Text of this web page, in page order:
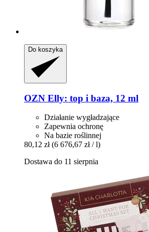
Do koszyka
OZN Elly: top i baza, 12 ml
Działanie wygładzające
Zapewnia ochronę
Na bazie roślinnej
80,12 zł (6 676,67 zł / l)
Dostawa do 11 sierpnia